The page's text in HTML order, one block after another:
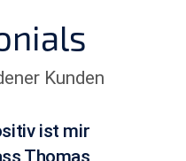
Kunden
ist mir
Thomas